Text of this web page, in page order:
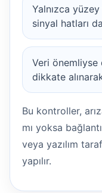
Yalnızca
sinyal hatları
Veri önemliyse
dikkate
Bu kontroller,
mı yoksa
veya yazılım
yapılır.